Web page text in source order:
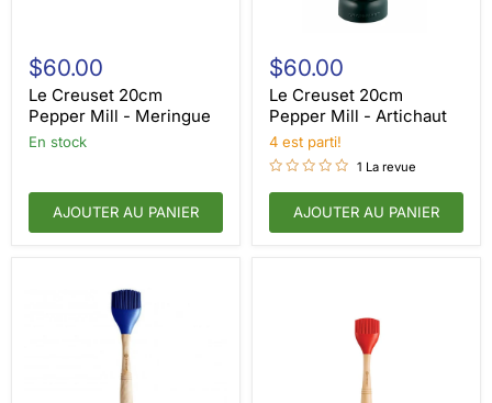
Creuset
20cm
Pepper
Mill
Meringue
$60.00
Le Creuset 20cm
Pepper Mill - Meringue
en stock
AJOUTER AU PANIER
Creuset
20cm
Pepper
Mill
Artichaut
$60.00
Le Creuset 20cm
Pepper Mill - Artichaut
4 est parti!
1 La revue
AJOUTER AU PANIER